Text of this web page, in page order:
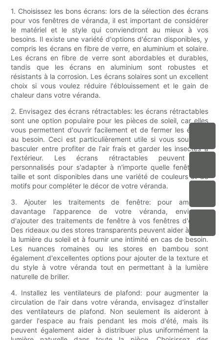
1. Choisissez les bons écrans: lors de la sélection des écrans
pour vos fenêtres de véranda, il est important de considérer
le matériel et le style qui conviendront au mieux à vos
besoins. Il existe une variété d'options d'écran disponibles, y
compris les écrans en fibre de verre, en aluminium et solaire.
Les écrans en fibre de verre sont abordables et durables,
tandis que les écrans en aluminium sont robustes et
résistants à la corrosion. Les écrans solaires sont un excellent
choix si vous voulez réduire l'éblouissement et le gain de
chaleur dans votre véranda.
2. Envisagez des écrans rétractables: les écrans rétractables
sont une option populaire pour les pièces de soleil, car elles
vous permettent d'ouvrir facilement et de fermer les écrans
au besoin. Ceci est particulièrement utile si vous souhaitez
basculer entre profiter de l'air frais et garder les insectes à
l'extérieur. Les écrans rétractables peuvent être
personnalisés pour s'adapter à n'importe quelle fenêtre de
taille et sont disponibles dans une variété de couleurs et de
motifs pour compléter le décor de votre véranda.
3. Ajouter les traitements de fenêtre: pour améliorer
davantage l'apparence de votre véranda, envisagez
d'ajouter des traitements de fenêtre à vos fenêtres d'écran.
Des rideaux ou des stores transparents peuvent aider à filtrer
la lumière du soleil et à fournir une intimité en cas de besoin.
Les nuances romaines ou les stores en bambou sont
également d'excellentes options pour ajouter de la texture et
du style à votre véranda tout en permettant à la lumière
naturelle de briller.
4. Installez les ventilateurs de plafond: pour augmenter la
circulation de l'air dans votre véranda, envisagez d'installer
des ventilateurs de plafond. Non seulement ils aideront à
garder l'espace au frais pendant les mois d'été, mais ils
peuvent également aider à distribuer plus uniformément la